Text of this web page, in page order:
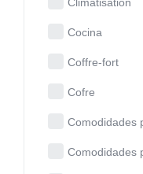
Cocina
Coffre-fort
Cofre
Comodidades
Comodidades